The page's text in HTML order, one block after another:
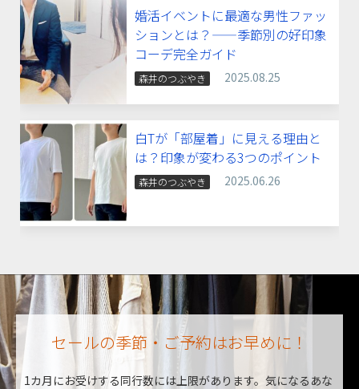
婚活イベントに最適な男性ファッ
ションとは？——季節別の好印象
コーデ完全ガイド
森井のつぶやき 2025.08.25
白Tが「部屋着」に見える理由と
は？印象が変わる3つのポイント
森井のつぶやき 2025.06.26
セールの季節・ご予約はお早めに！
1カ月にお受けする同行数には上限があります。 気になるあな